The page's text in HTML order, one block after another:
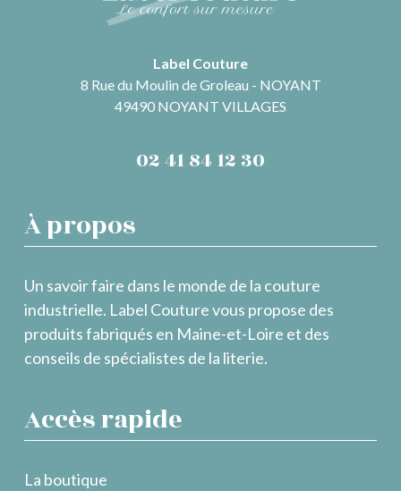
Label Couture
8 Rue du Moulin de Groleau - NOYANT
49490 NOYANT VILLAGES
02 41 84 12 30
À propos
Un savoir faire dans le monde de la couture
industrielle. Label Couture vous propose des
produits fabriqués en Maine-et-Loire et des
conseils de spécialistes de la literie.
Accès rapide
La boutique